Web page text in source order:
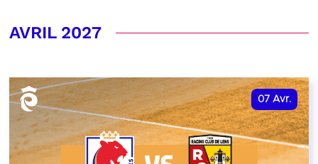
AVRIL 2027
07 Avr.